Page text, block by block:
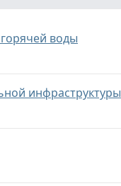
воды
инфраструктуры